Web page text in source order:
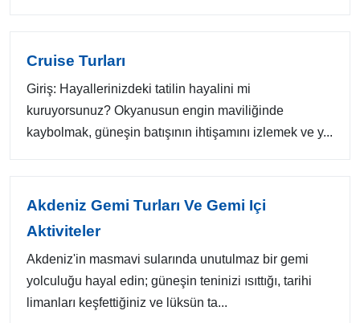
Cruise Turları
Giriş: Hayallerinizdeki tatilin hayalini mi
kuruyorsunuz? Okyanusun engin maviliğinde
kaybolmak, güneşin batışının ihtişamını izlemek ve y...
Akdeniz Gemi Turları Ve Gemi Içi
Aktiviteler
Akdeniz'in masmavi sularında unutulmaz bir gemi
yolculuğu hayal edin; güneşin teninizi ısıttığı, tarihi
limanları keşfettiğiniz ve lüksün ta...